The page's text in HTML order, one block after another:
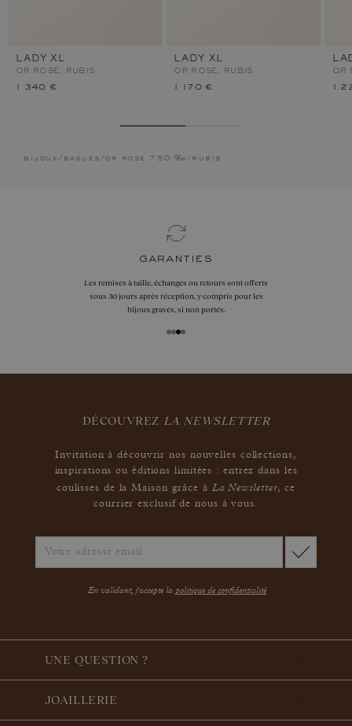
LADY XL
OR ROSE, RUBIS
1 340 €
LADY XL
OR ROSE, RUBIS
1 170 €
OR
1
bijoux / bagues / or rose 750 ‰ / rubis
garanties
Les remises à taille, échanges ou retours sont offerts
sous 30 jours après réception, y compris pour les
bijoux gravés, si non portés.
DÉCOUVREZ LA NEWSLETTER
Invitation à découvrir nos nouvelles collections,
inspirations ou éditions limitées : entrez dans les
coulisses de la Maison grâce à La Newsletter,ce
courrier exclusif de nous à vous.
En validant, j'accepte la politique de confidentialité
UNE QUESTION ?
JOAILLERIE